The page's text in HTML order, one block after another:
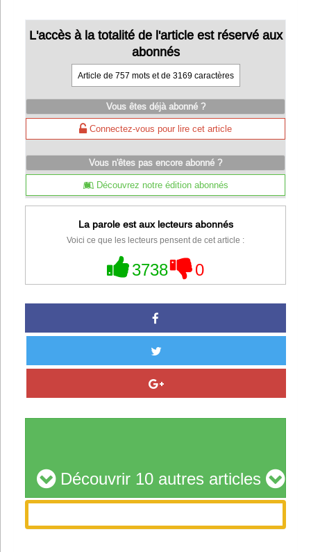
L'accès à la totalité de l'article est réservé aux
abonnés
Article de 757 mots et de 3169 caractères
Vous êtes déjà abonné ?
Connectez-vous pour lire cet article
Vous n'êtes pas encore abonné ?
Découvrez notre édition abonnés
La parole est aux lecteurs abonnés
Voici ce que les lecteurs pensent de cet article :
3738 0
Découvrir 10 autres articles